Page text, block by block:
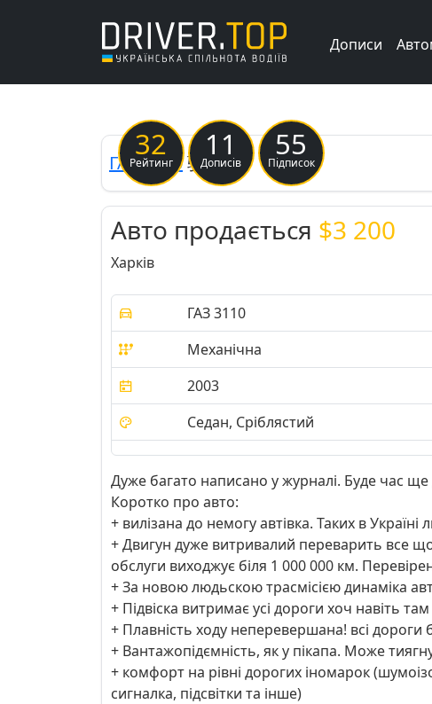
Дописи
32
Рейтинг
11
Дописів
55
Підписок
Previous
ГАЗ3110驳船
Авто продається $3 200
Харків
ГАЗ 3110
Механічна
2003
Седан, Сріблястий
Дуже багато написано у журналі. Буде час
Коротко про авто:
+ вилізана до немогу автівка. Таких в
+ Двигун дуже витривалий переварить все
обслуги виходжує біля 1 000 000 км.
+ За новою людьскою трасмісією динаміка
+ Підвіска витримає усі дороги хоч навіть
+ Плавність ходу неперевершана! всі дороги
+ Вантажопідємність, як у пікапа. Може
+ комфорт на рівні дорогих іномарок
сигналка, підсвітки та інше)